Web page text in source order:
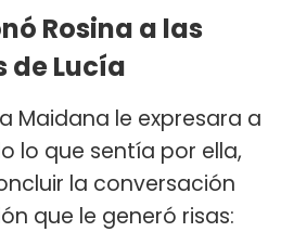
Rosina a las
de Lucía
Maidana le expresara a
lo que sentía por ella,
la conversación
que le generó risas: